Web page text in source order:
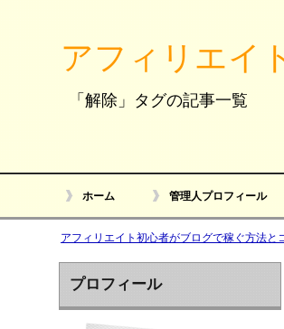
アフィリエイ
「解除」タグの記事一覧
ホーム 管理人プロフィール
アフィリエイト初心者がブログで稼ぐ方法と
プロフィール